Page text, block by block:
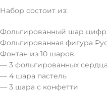
Набор состоит из:
Фольгированный шар
Фольгированная фигура
Фонтан из 10 шаров:
— 3 фольгированных сердца
— 4 шара пастель
— 3 шара с конфетти